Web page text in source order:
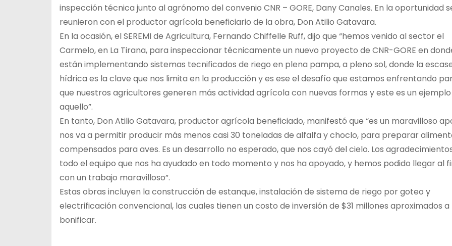
inspección técnica junto al agrónomo del convenio CNR – GORE, Dany Canales. En la oportunidad
reunieron con el productor agrícola beneficiario de la obra, Don Atilio Gatavara.
En la ocasión, el SEREMI de Agricultura, Fernando Chiffelle Ruff, dijo que “hemos venido al sector el
Carmelo, en La Tirana, para inspeccionar técnicamente un nuevo proyecto de CNR-GORE en
están implementando sistemas tecnificados de riego en plena pampa, a pleno sol, donde la
hídrica es la clave que nos limita en la producción y es ese el desafío que estamos enfrentando
que nuestros agricultores generen más actividad agrícola con nuevas formas y este es un
aquello”.
En tanto, Don Atilio Gatavara, productor agrícola beneficiado, manifestó que “es un maravilloso
nos va a permitir producir más menos casi 30 toneladas de alfalfa y choclo, para preparar
compensados para aves. Es un desarrollo no esperado, que nos cayó del cielo. Los
todo el equipo que nos ha ayudado en todo momento y nos ha apoyado, y hemos podido llegar al
con un trabajo maravilloso”.
Estas obras incluyen la construcción de estanque, instalación de sistema de riego por goteo y
electrificación convencional, las cuales tienen un costo de inversión de $31 millones aproximados a
bonificar.